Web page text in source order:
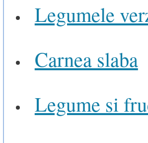
Legumele
Carnea slaba
Legume si